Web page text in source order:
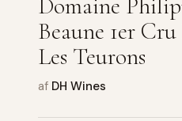
Domaine
Beaune 1er
Les Teurons
af DH Wines